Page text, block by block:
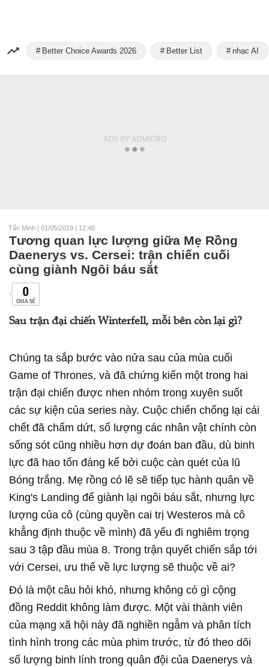
Better Choice Awards 2026 Better List nhạc AI
Tấn Minh | 01/05/2019 | 12:48
Tương quan lực lượng giữa Mẹ Rồng
Daenerys vs. Cersei: trận chiến cuối
cùng giành Ngôi báu sắt
0
CHIA SẺ
Sau trận đại chiến Winterfell, mỗi bên còn lại gì?
Chúng ta sắp bước vào nửa sau của mùa cuối
Game of Thrones, và đã chứng kiến một trong hai
trận đại chiến được nhen nhóm trong xuyên suốt
các sự kiện của series này. Cuộc chiến chống lại cái
chết đã chấm dứt, số lượng các nhân vật chính còn
sống sót cũng nhiều hơn dự đoán ban đầu, dù binh
lực đã hao tổn đáng kể bởi cuộc càn quét của lũ
Bóng trắng. Mẹ rồng có lẽ sẽ tiếp tục hành quân về
King's Landing để giành lại ngôi báu sắt, nhưng lực
lượng của cô (cùng quyền cai trị Westeros mà cô
khẳng định thuộc về mình) đã yếu đi nghiêm trọng
sau 3 tập đầu mùa 8. Trong trận quyết chiến sắp tới
với Cersei, ưu thế về lực lượng sẽ thuộc về ai?
Đó là một câu hỏi khó, nhưng không có gì cộng
đồng Reddit không làm được. Một vài thành viên
của mạng xã hội này đã nghiền ngẫm và phân tích
tình hình trong các mùa phim trước, từ đó theo dõi
số lượng binh lính trong quân đội của Daenerys và